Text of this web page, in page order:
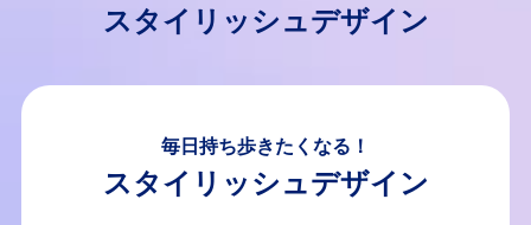
スタイリッシュデザイン
毎日持ち歩きたくなる！
スタイリッシュデザイン